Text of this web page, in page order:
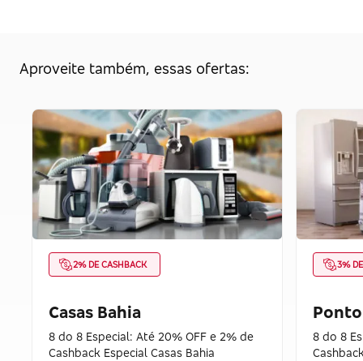
Aproveite também, essas ofertas:
2% DE CASHBACK
Casas Bahia
8 do 8 Especial: Até 20% OFF e 2% de
Cashback Especial Casas Bahia
3%
8 do 8